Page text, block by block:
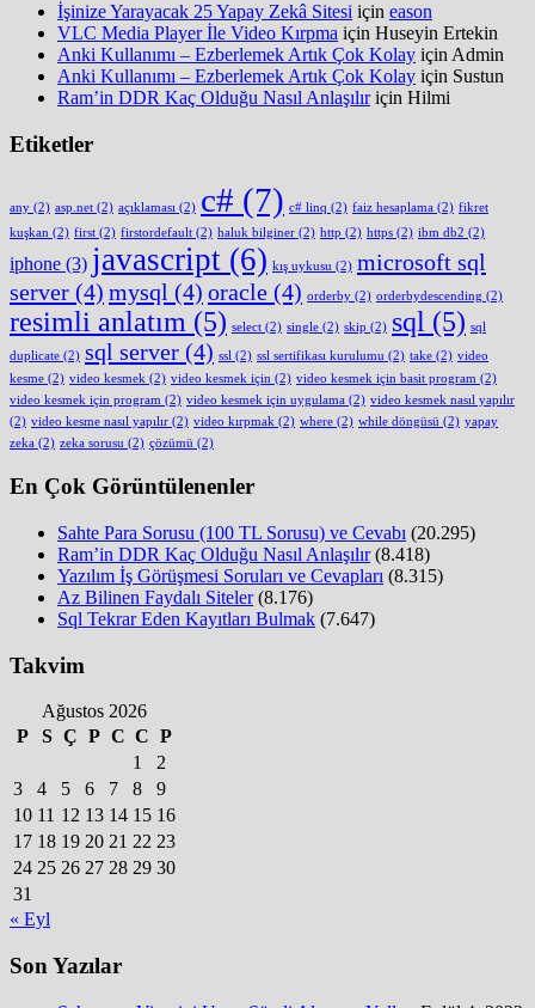
İşinize Yarayacak 25 Yapay Zekâ Sitesi için eason
VLC Media Player İle Video Kırpma için Huseyin Ertekin
Anki Kullanımı – Ezberlemek Artık Çok Kolay için Admin
Anki Kullanımı – Ezberlemek Artık Çok Kolay için Sustun
Ram’in DDR Kaç Olduğu Nasıl Anlaşılıriçin Hilmi
Etiketler
any (2) asp.net (2) açıklaması (2) c# (7) c# linq (2) faiz hesaplama (2) fikret
kuşkan (2) first (2) firstordefault (2) haluk bilginer (2) http (2) https (2) ibm db2 (2)
iphone (3) javascript (6) kış uykusu (2) microsoft sql
server (4) mysql (4) oracle (4) orderby (2) orderbydescending (2)
resimli anlatım (5) select (2) single (2) skip (2) sql (5) sql
duplicate (2) sql server (4) ssl (2) ssl sertifikası kurulumu (2) take (2) video
kesme (2) video kesmek (2) video kesmek için (2) video kesmek için basit program (2)
video kesmek için program (2) video kesmek için uygulama (2) video kesmek nasıl yapılır
(2) video kesme nasıl yapılır (2) video kırpmak (2) where (2) while döngüsü (2) yapay
zeka (2) zeka sorusu (2) çözümü (2)
En Çok Görüntülenenler
Sahte Para Sorusu (100 TL Sorusu) ve Cevabı (20.295)
Ram’in DDR Kaç Olduğu Nasıl Anlaşılır (8.418)
Yazılım İş Görüşmesi Soruları ve Cevapları (8.315)
Az Bilinen Faydalı Siteler (8.176)
Sql Tekrar Eden Kayıtları Bulmak (7.647)
Takvim
Ağustos 2026
P
S Ç P C C P
1
2
3
4 5 6 7 8
9
10 11 12 13 14 15 16
17 18 19 20 21 22 23
24 25 26 27 28 29 30
31
« Eyl
Son Yazılar